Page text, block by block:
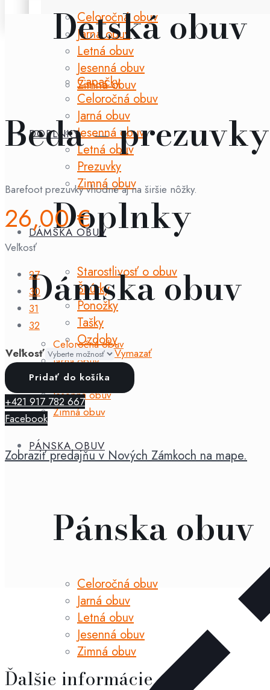
Celoročná obuv
Jarná obuv
Letná obuv
Jesenná obuv
Zimná obuv
DOPLNKY
Doplnky
Starostlivosť o obuv
Šnúrky
Ponožky
Tašky
Ozdoby
Detská obuv
Capačky
Celoročná obuv
Jarná obuv
Jesenná obuv
Letná obuv
Prezuvky
Zimná obuv
DÁMSKA OBUV
Dámska obuv
Celoročná obuv
Jarná obuv
Letná obuv
Jesenná obuv
Zimná obuv
PÁNSKA OBUV
Pánska obuv
Celoročná obuv
Jarná obuv
Letná obuv
Jesenná obuv
Zimná obuv
Beda –
Barefoot prezuvky vhodné aj na širšie nôžky.
26,00€
Veľkosť
27
30
31
32
Veľkosť
Vymazať
množstvo
Beda
-
prezuvky
Unicorn
W
Pridať do košíka
+421 917 782 667
Facebook
Zobraziť predajňu v Nových Zámkoch na mape.
Ďalšie informácie